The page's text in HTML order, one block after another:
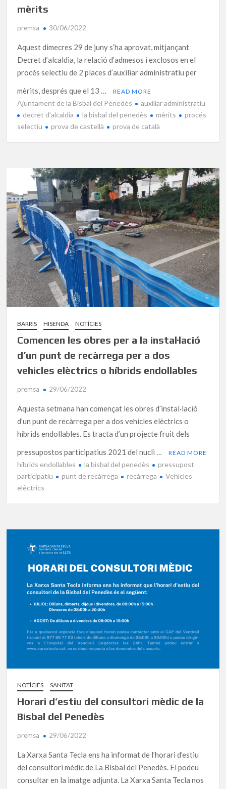
mèrits
premsa 30/06/2022
Aquest dimecres 29 de juny s’ha aprovat, mitjançant
Decret d’alcaldia, la relació d’admesos i exclosos en el
procés selectiu de 2 places d’auxiliar administratiu per
mèrits, després que el 13 …
READ MORE
Ajuntament de la Bisbal del Penedès
auxiliar administratiu
decret d'alcaldia
la bisbal del penedès mèrits
procés
selectiu
prova de castellà prova de català
BARRIS HISENDA NOTÍCIES
Comencen les obres per a la instal·lació
d’un punt de recàrrega per a dos
vehicles elèctrics o híbrids endollables
premsa 29/06/2022
Aquesta setmana han començat les obres d’instal·lació
d’un punt de recàrrega per a dos vehicles elèctrics o
híbrids endollables. Es tracta d’un projecte fruit dels
pressupostos participatius 2021 del nucli …
READ MORE
híbrids endollables la bisbal del penedès
pressupost
participatiu
punt de recàrrega recàrrega
Vehicles
elèctrics
NOTÍCIES SANITAT
Horari d’estiu del consultori mèdic de la
Bisbal del Penedès
premsa 29/06/2022
La Xarxa Santa Tecla ens ha informat de l’horari d’estiu
del consultori mèdic de La Bisbal del Penedès. El podeu
consultar en la imatge adjunta. La Xarxa Santa Tecla nos